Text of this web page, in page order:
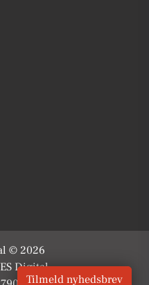
© 2026
Digital
Tilmeld nyhedsbrev